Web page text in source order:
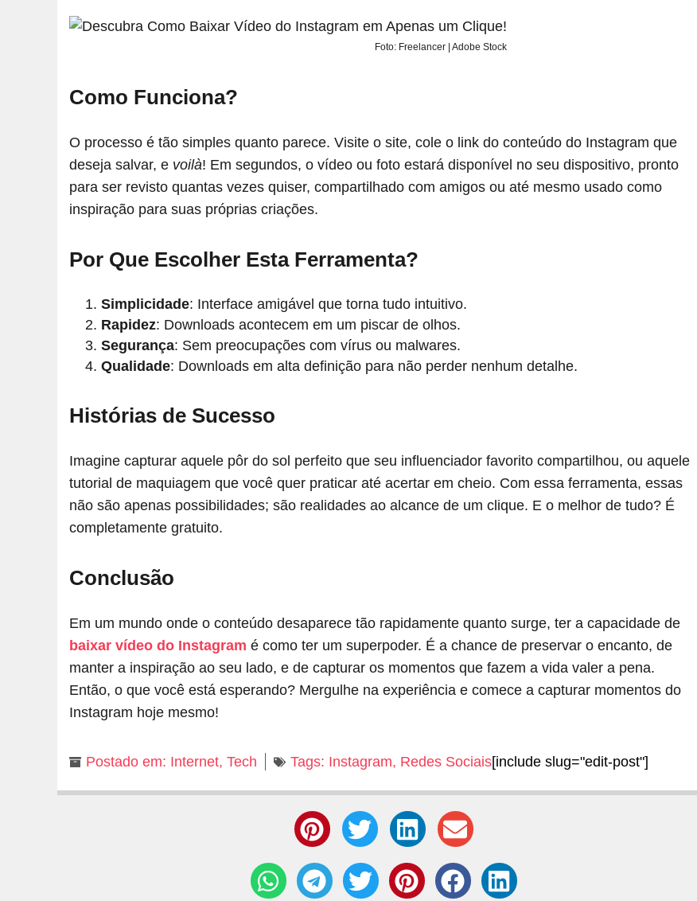
Foto: Freelancer | Adobe Stock
Como Funciona?
O processo é tão simples quanto parece. Visite o site, cole o link do conteúdo do Instagram que
deseja salvar, e voilà! Em segundos, o vídeo ou foto estará disponível no seu dispositivo, pronto
para ser revisto quantas vezes quiser, compartilhado com amigos ou até mesmo usado como
inspiração para suas próprias criações.
Por Que Escolher Esta Ferramenta?
Simplicidade: Interface amigável que torna tudo intuitivo.
Rapidez: Downloads acontecem em um piscar de olhos.
Segurança: Sem preocupações com vírus ou malwares.
Qualidade: Downloads em alta definição para não perder nenhum detalhe.
Histórias de Sucesso
Imagine capturar aquele pôr do sol perfeito que seu influenciador favorito compartilhou, ou aquele
tutorial de maquiagem que você quer praticar até acertar em cheio. Com essa ferramenta, essas
não são apenas possibilidades; são realidades ao alcance de um clique. E o melhor de tudo? É
completamente gratuito.
Conclusão
Em um mundo onde o conteúdo desaparece tão rapidamente quanto surge, ter a capacidade de
baixar vídeo do Instagram é como ter um superpoder. É a chance de preservar o encanto, de
manter a inspiração ao seu lado, e de capturar os momentos que fazem a vida valer a pena.
Então, o que você está esperando? Mergulhe na experiência e comece a capturar momentos do
Instagram hoje mesmo!
Postado em: Internet, Tech Tags: Instagram, Redes Sociais[include slug="edit-post"]